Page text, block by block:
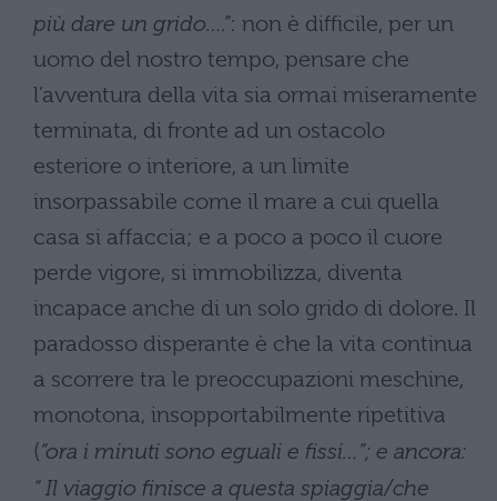
più dare un grido….”: non è difficile, per un
uomo del nostro tempo, pensare che
l’avventura della vita sia ormai miseramente
terminata, di fronte ad un ostacolo
esteriore o interiore, a un limite
insorpassabile come il mare a cui quella
casa si affaccia; e a poco a poco il cuore
perde vigore, si immobilizza, diventa
incapace anche di un solo grido di dolore. Il
paradosso disperante è che la vita continua
a scorrere tra le preoccupazioni meschine,
monotona, insopportabilmente ripetitiva
(“ora i minuti sono eguali e fissi…”; e ancora:
“ Il viaggio finisce a questa spiaggia/che